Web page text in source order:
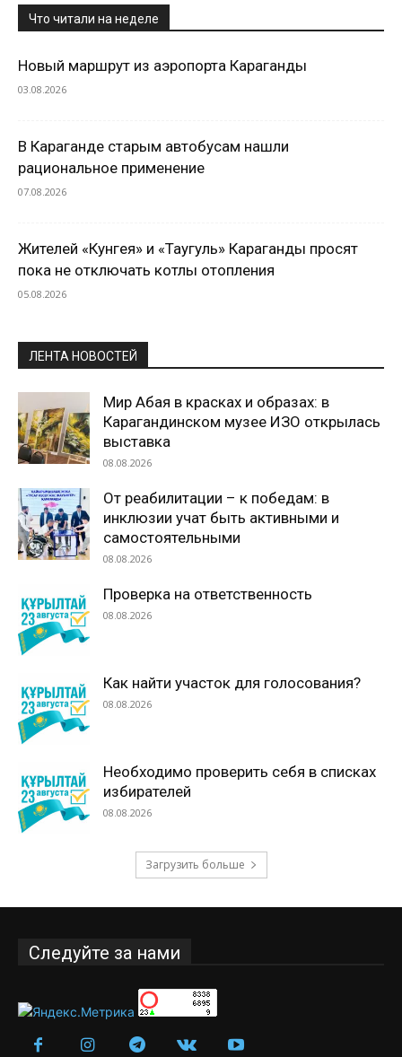
Что читали на неделе
Новый маршрут из аэропорта Караганды
03.08.2026
В Караганде старым автобусам нашли
рациональное применение
07.08.2026
Жителей «Кунгея» и «Таугуль» Караганды просят
пока не отключать котлы отопления
05.08.2026
ЛЕНТА НОВОСТЕЙ
Мир Абая в красках и образах: в
Карагандинском музее ИЗО открылась
выставка
08.08.2026
От реабилитации – к победам: в
инклюзии учат быть активными и
самостоятельными
08.08.2026
Проверка на ответственность
08.08.2026
Как найти участок для голосования?
08.08.2026
Необходимо проверить себя в списках
избирателей
08.08.2026
Загрузить больше
Следуйте за нами